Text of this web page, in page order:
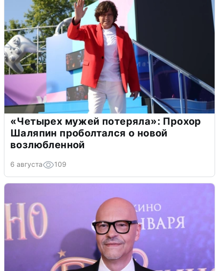
«Четырех мужей потеряла»: Прохор
Шаляпин проболтался о новой
возлюбленной
6 августа 109